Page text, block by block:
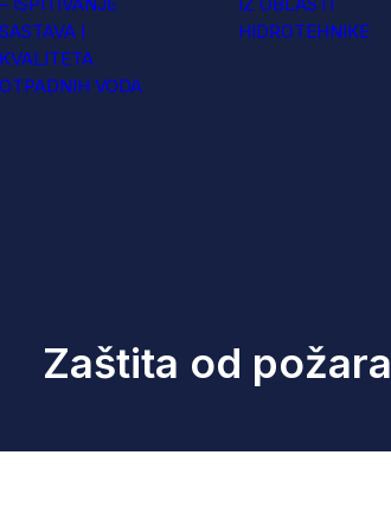
I
VODA
HIDROTEHNIKE
Zaštita od požara